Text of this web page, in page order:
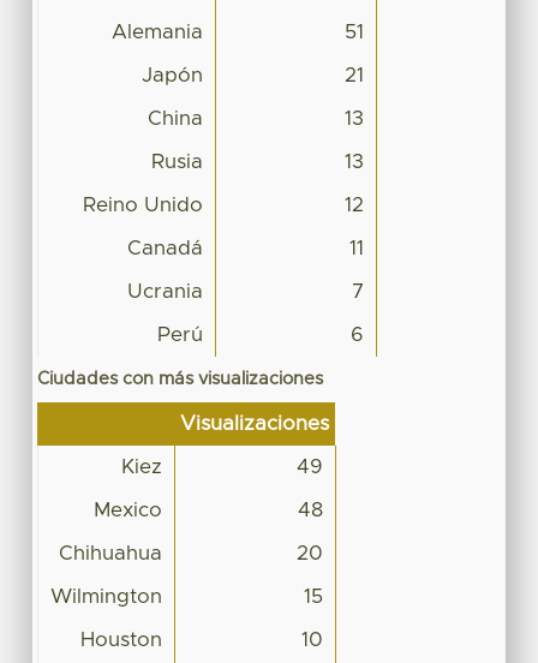
Alemania 51
Japón 21
China 13
Rusia 13
Reino Unido 12
Canadá 11
Ucrania 7
Perú 6
Ciudades con más visualizaciones
Visualizaciones
Kiez 49
Mexico 48
Chihuahua 20
Wilmington 15
Houston 10